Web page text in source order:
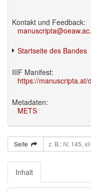
Kontakt und Feedback:
Startseite des Bandes
IIIF Manifest:
https://manuscripta.at/
Metadaten:
METS
Seite
Inhalt